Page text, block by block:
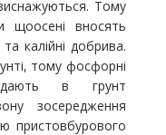
Тому
щоосені вносять
калійні добрива.
тому фосфорні
в грунт
зосередження
пристовбурового